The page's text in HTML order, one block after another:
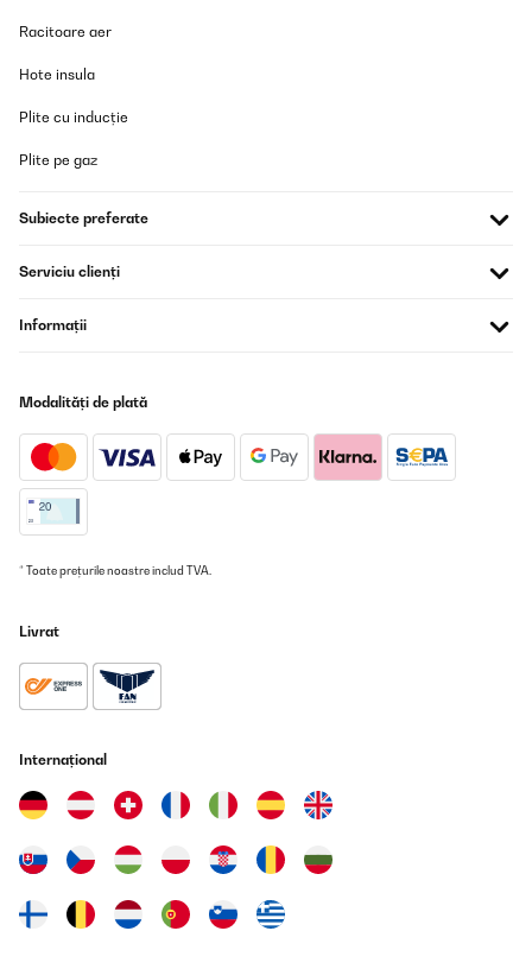
Racitoare aer
Hote insula
Plite cu inducție
Plite pe gaz
Subiecte preferate
Serviciu clienți
Informații
Modalități de plată
* Toate prețurile noastre includ TVA.
Livrat
Internațional